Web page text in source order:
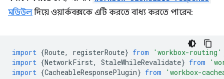
মডিউলদিয়ে ওয়ার্কবক্সকে এটি করতে বাধ্য করতে পারেন:
import {Route, registerRoute} from 'workbox-routing'
import {NetworkFirst, StaleWhileRevalidate} from
import {CacheableResponsePlugin} from 'workbox-